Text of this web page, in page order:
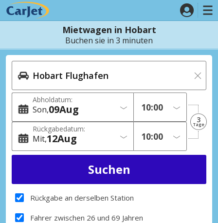
Mietwagen in Hobart
Buchen sie in 3 minuten
Abholdatum:
Son 09Aug
Rückgabedatum:
Mit 12Aug
3
Tage
Rückgabe an derselben Station
Fahrer zwischen 26 und 69 Jahren